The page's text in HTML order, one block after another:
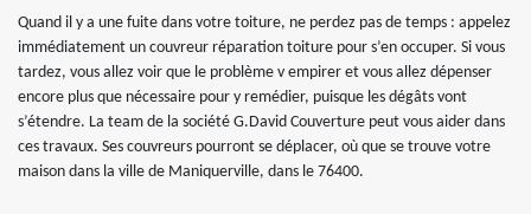
Quand il y a une fuite dans votre toiture, ne perdez pas de temps : appelez
immédiatement un couvreur réparation toiture pour s’en occuper. Si vous
tardez, vous allez voir que le problème v empirer et vous allez dépenser
encore plus que nécessaire pour y remédier, puisque les dégâts vont
s’étendre. La team de la société G.David Couverture peut vous aider dans
ces travaux. Ses couvreurs pourront se déplacer, où que se trouve votre
maison dans la ville de Maniquerville, dans le 76400.